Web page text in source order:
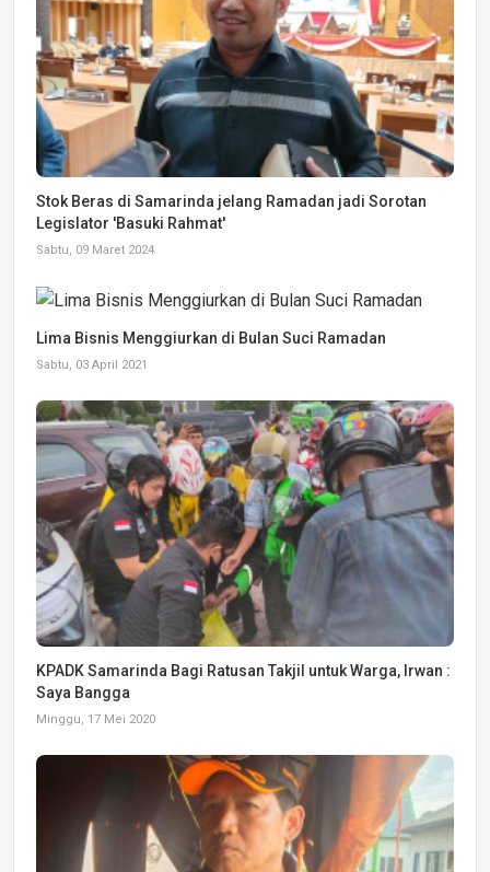
Stok Beras di Samarinda jelang Ramadan jadi Sorotan
Legislator 'Basuki Rahmat'
Sabtu, 09 Maret 2024
Lima Bisnis Menggiurkan di Bulan Suci Ramadan
Sabtu, 03 April 2021
KPADK Samarinda Bagi Ratusan Takjil untuk Warga, Irwan :
Saya Bangga
Minggu, 17 Mei 2020